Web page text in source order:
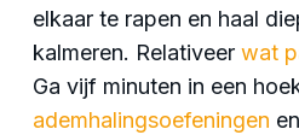
elkaar te rapen en haal
kalmeren. Relativeer wat
Ga vijf minuten in een
ademhalingsoefeningen